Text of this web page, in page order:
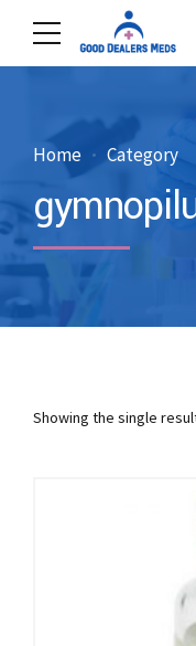
Home Category
Showing the single